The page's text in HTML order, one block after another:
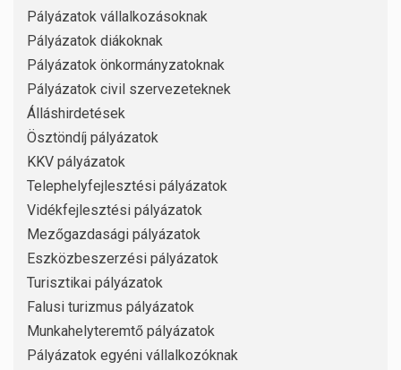
Pályázatok vállalkozásoknak
Pályázatok diákoknak
Pályázatok önkormányzatoknak
Pályázatok civil szervezeteknek
Álláshirdetések
Ösztöndíj pályázatok
KKV pályázatok
Telephelyfejlesztési pályázatok
Vidékfejlesztési pályázatok
Mezőgazdasági pályázatok
Eszközbeszerzési pályázatok
Turisztikai pályázatok
Falusi turizmus pályázatok
Munkahelyteremtő pályázatok
Pályázatok egyéni vállalkozóknak